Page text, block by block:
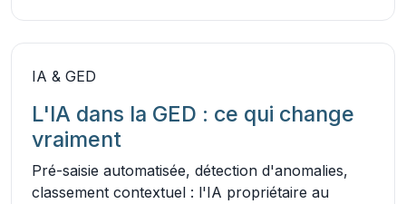
IA & GED
L'IA dans la GED : ce qui change
vraiment
Pré-saisie automatisée, détection d'anomalies,
classement contextuel : l'IA propriétaire au